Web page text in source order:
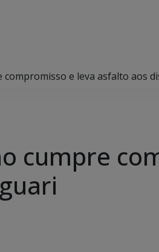
compromisso e leva asfalto aos
cumpre